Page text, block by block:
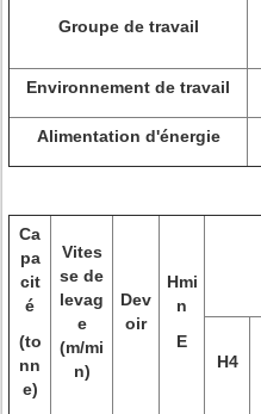
Groupe de travail
Environnement de travail
Alimentation d'énergie
Ca
pa
cit
é
(to
nn
e)
Vites
se de
levag
e
(m/mi
n)
Dev
oir
Hmi
n
E
H4